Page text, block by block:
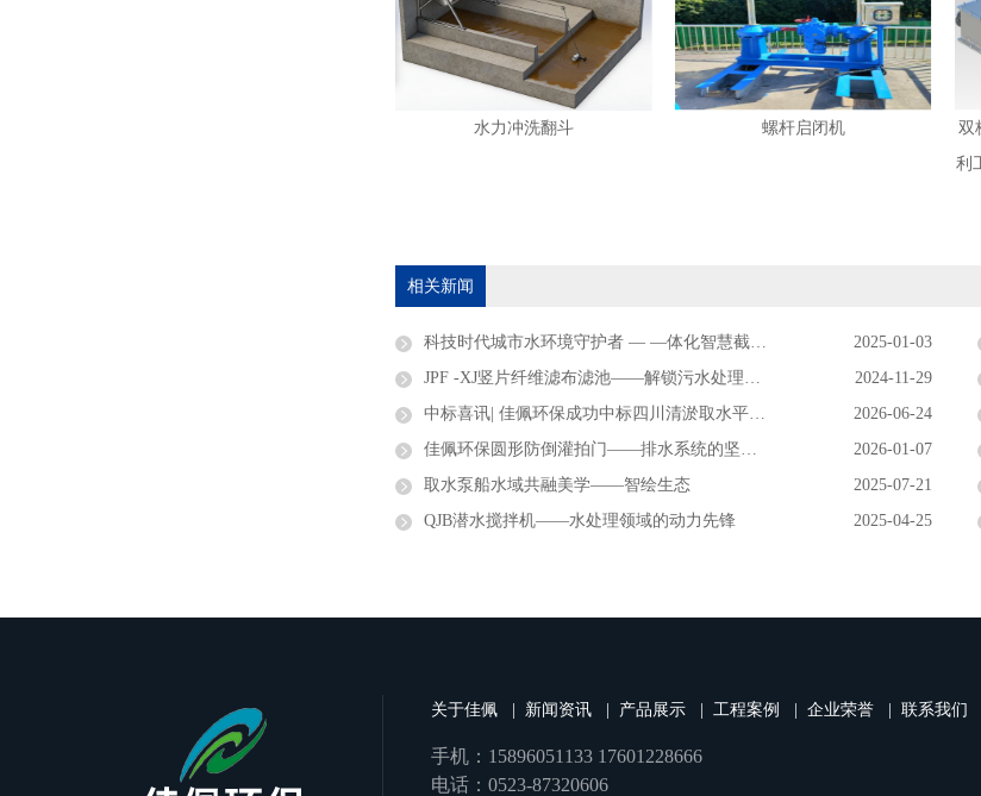
水力冲洗翻斗 螺杆启闭机
双
利
相关新闻
科技时代城市水环境守护者 — —体化智慧截流井 2025-01-03
JPF -XJ竖片纤维滤布滤池——解锁污水处理新密码
2024-11-29
中标喜讯| 佳佩环保成功中标四川清淤取水平台项目，强势布局西南矿山环保市场
2026-06-24
佳佩环保圆形防倒灌拍门——排水系统的坚固防线
2026-01-07
取水泵船水域共融美学——智绘生态
2025-07-21
QJB潜水搅拌机——水处理领域的动力先锋
2025-04-25
关于佳佩 新闻资讯 产品展示 工程案例 企业荣誉 联系我们
手机：15896051133 17601228666
电话：0523-87320606